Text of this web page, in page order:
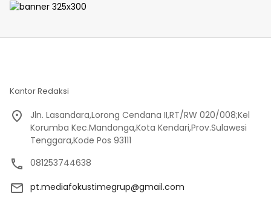
Kantor Redaksi
Jln. Lasandara,Lorong Cendana II,RT/RW 020/008;Kel
Korumba Kec.Mandonga,Kota Kendari,Prov.Sulawesi
Tenggara,Kode Pos 93111
081253744638
pt.mediafokustimegrup@gmail.com